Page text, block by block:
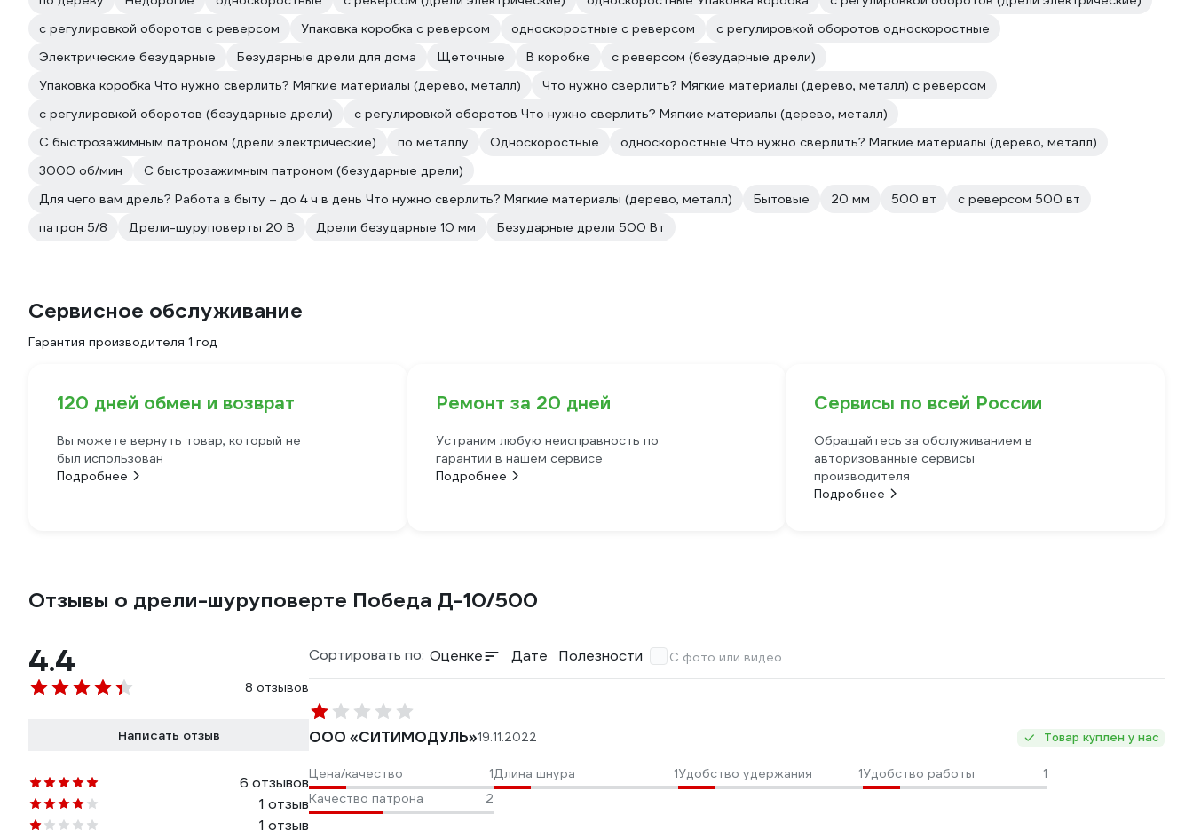
с регулировкой оборотов с реверсом
Упаковка коробка с реверсом односкоростные с реверсом
с регулировкой оборотов односкоростные
Электрические безударные
Безударные дрели для дома Щеточные В коробке
с реверсом (безударные дрели)
Упаковка коробка Что нужно сверлить? Мягкие материалы (дерево, металл)
Что нужно сверлить? Мягкие материалы (дерево, металл) с реверсом
с регулировкой оборотов (безударные дрели)
с регулировкой оборотов Что нужно сверлить? Мягкие материалы (дерево, металл)
С быстрозажимным патроном (дрели электрические)
по металлу Односкоростные
односкоростные Что нужно сверлить? Мягкие материалы (дерево, металл)
3000 об/мин
С быстрозажимным патроном (безударные дрели)
Для чего вам дрель? Работа в быту – до 4 ч в день Что нужно сверлить? Мягкие материалы (дерево, металл)
Бытовые 20 мм 500 вт
с реверсом 500 вт
патрон 5/8
Дрели-шуруповерты 20 В Дрели безударные 10 мм Безударные дрели 500 Вт
Сервисное обслуживание
Гарантия производителя 1 год
120 дней обмен и возврат
Вы можете вернуть товар, который не
был использован
Подробнее
Ремонт за 20 дней
Устраним любую неисправность по
гарантии в нашем сервисе
Подробнее
Сервисы по всей России
Обращайтесь за обслуживанием в
авторизованные сервисы
производителя
Подробнее
Отзывы о дрели-шуруповерте Победа Д-10/500
4.4
8 отзывов
Написать отзыв
6 отзывов
1 отзыв
1 отзыв
Сортировать по: Оценке Дате Полезности С фото или видео
ООО «СИТИМОДУЛЬ»19.11.2022 Товар куплен у нас
Цена/качество 1Длина шнура 1Удобство удержания 1Удобство работы
1
Качество патрона
2